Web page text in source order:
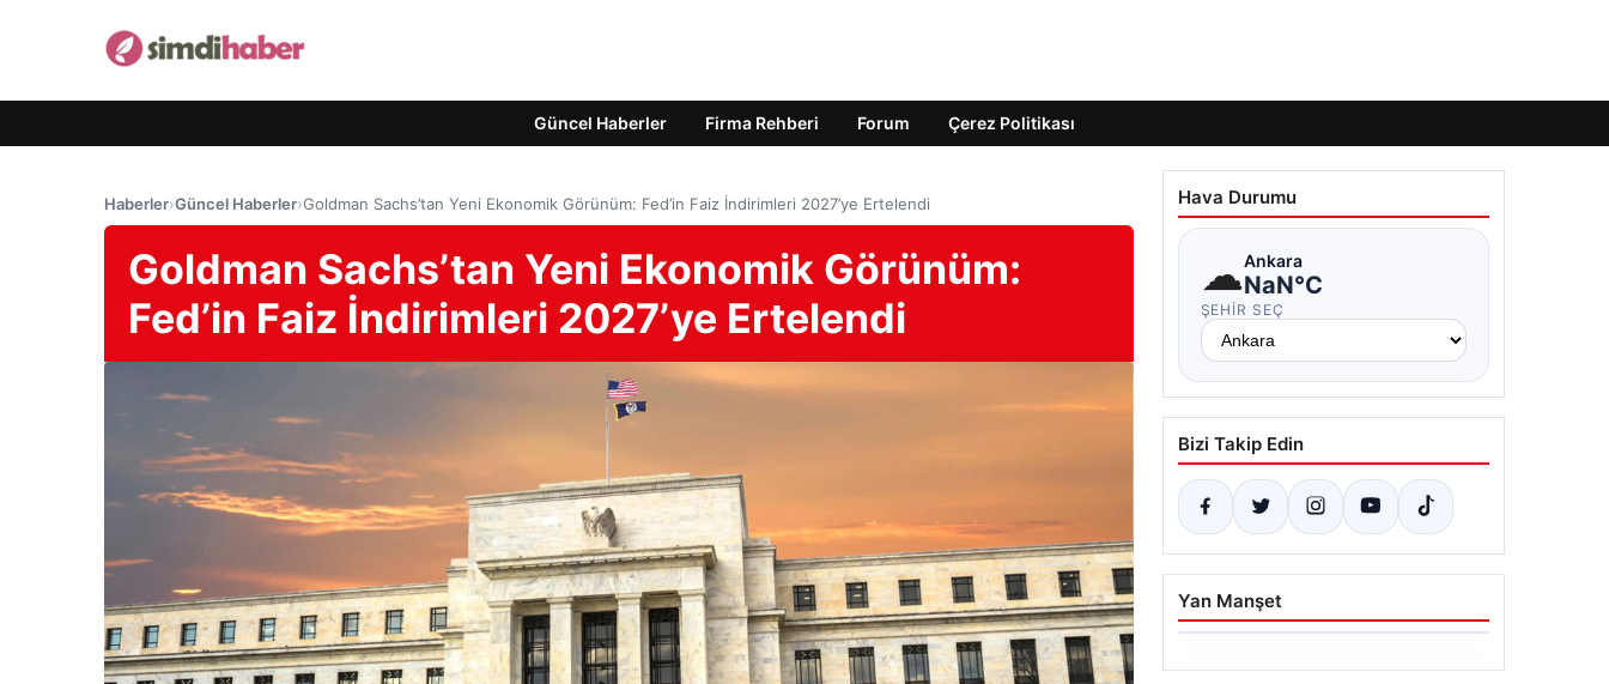
Güncel Haberler Firma Rehberi Forum Çerez Politikası
Haberler›Güncel Haberler›Goldman Sachs’tan Yeni Ekonomik Görünüm: Fed’in Faiz İndirimleri 2027’ye Ertelendi
Goldman Sachs’tan Yeni Ekonomik Görünüm:
Fed’in Faiz İndirimleri 2027’ye Ertelendi
Hava Durumu
☁Ankara
NaN°C
ŞEHIR SEÇ
Bizi Takip Edin
Yan Manşet
06.08.2026